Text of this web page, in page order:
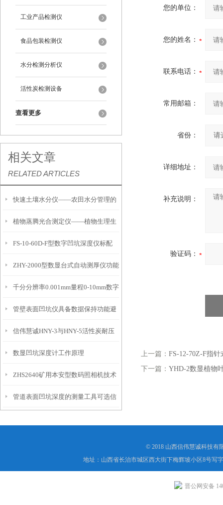
工业产品检测仪
食品包装检测仪
水分检测分析仪
活性炭检测设备
查看更多
相关文章
RELATED ARTICLES
快速土壤水分仪——农田水分管理的
便携式检测工具
植物蒸腾光合测定仪——植物生理生
态的实时监测设备
FS-10-60D-F型数字凹坑深度仪标配
IP54级表头分辨率0.01mm量程
10mm！
ZHY-2000型数显台式自动测厚仪功能
特点
千分分辨率0.001mm量程0-10mm数字
埋头度仪技术参数！
管壁表面凹坑仪具备数据保持功能避
免测试过程中测针移动导致数据变动
信伟慧诚HNY-3与HNY-5活性炭耐压
强度测定仪技术参数！
数显凹坑深度计工作原理
ZHS2640矿用本安型数码照相机技术
参数！
管道表面凹坑深度的测量工具可选信
您的单位：
您的姓名：
联系电话：
常用邮箱：
省份：
详细地址：
补充说明：
验证码：
上一篇： FS-12-70Z-F指
下一篇： YHD-2数显植物
© 2018 山西信伟慧诚科技有
地址：山西省长治市城区西大街下梅辉坡小区8号写
晋公网安备